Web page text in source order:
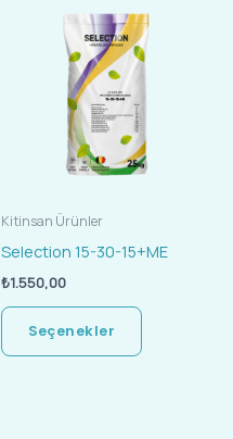
Kitinsan Ürünler
Selection 15-30-15+ME
₺1.550,00
Seçenekler
ürünün
birden
var.
Seçenekler